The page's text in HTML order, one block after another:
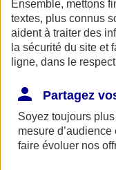
AXA Entraide met à
proches une ligne de
accessible 24h/24 au
Espace Client
Ensemble, mettons
textes, plus connus
aident à traiter des
la sécurité du site et
ligne, dans le
Partagez
Soyez toujours
mesure
faire évoluer nos